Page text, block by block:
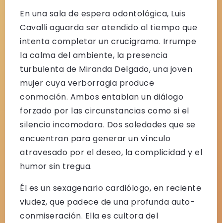
En una sala de espera odontológica, Luis
Cavalli aguarda ser atendido al tiempo que
intenta completar un crucigrama. Irrumpe
la calma del ambiente, la presencia
turbulenta de Miranda Delgado, una joven
mujer cuya verborragia produce
conmoción. Ambos entablan un diálogo
forzado por las circunstancias como si el
silencio incomodara. Dos soledades que se
encuentran para generar un vínculo
atravesado por el deseo, la complicidad y el
humor sin tregua.
Él es un sexagenario cardiólogo, en reciente
viudez, que padece de una profunda auto-
conmiseración. Ella es cultora del